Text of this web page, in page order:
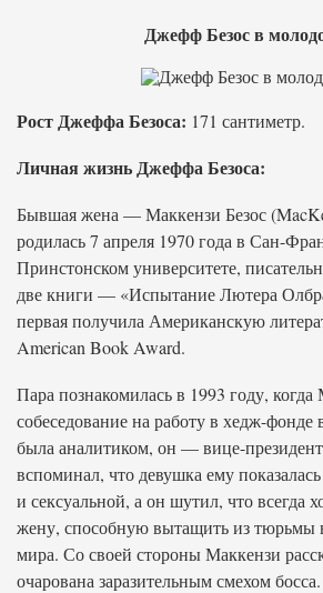
Джефф Безос в
Рост Джеффа Безоса: 171 сантиметр.
Личная жизнь Джеффа Безоса:
Бывшая жена — Маккензи Безос
родилась 7 апреля 1970 года в Сан-
Принстонском университете,
две книги — «Испытание Лютера
первая получила Американскую
American Book Award.
Пара познакомилась в 1993 году,
собеседование на работу в хедж-
была аналитиком, он — вице-
вспоминал, что девушка ему
и сексуальной, а он шутил, что всегда
жену, способную вытащить из тюрьмы в
мира. Со своей стороны Маккензи
очарована заразительным смехом